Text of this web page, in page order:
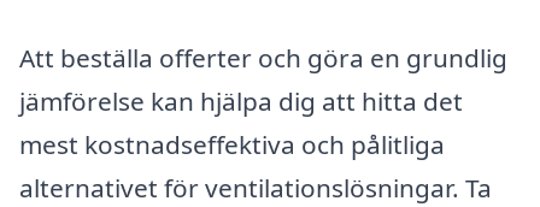
Att beställa offerter och göra en grundlig
jämförelse kan hjälpa dig att hitta det
mest kostnadseffektiva och pålitliga
alternativet för ventilationslösningar. Ta